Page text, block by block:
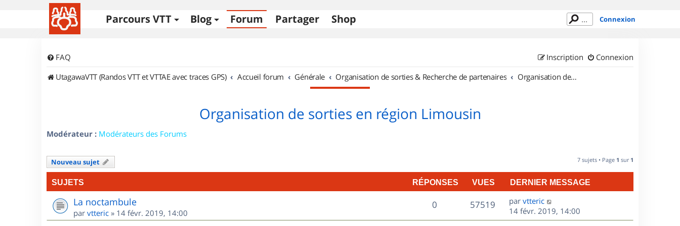
Parcours VTT Blog Forum Partager Shop Connexion
FAQ Connexion
Inscription
UtagawaVTT (Randos VTT et VTTAE avec traces GPS)
Accueil forum Générale Organisation de sorties & Recherche de partenaires Organisation de sorties en région Limousin
Organisation de sorties en région Limousin
Modérateur : Modérateurs des Forums
Nouveau sujet 7 sujets • Page 1 sur 1
SUJETS RÉPONSES VUES DERNIER MESSAGE
La noctambule
par vtteric » 14 févr. 2019, 14:00
0R
é
57519V
u
D
e
r
par vtteric
14 févr. 2019, 14:00